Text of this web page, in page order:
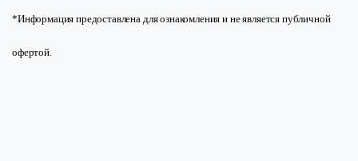
*Информация предоставлена для ознакомления и не является публичной
офертой.